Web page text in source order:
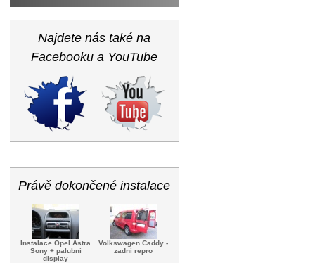
Najdete nás také na
Facebooku a YouTube
Právě dokončené instalace
Instalace Opel Astra
Sony + palubní
display
Volkswagen Caddy -
zadní repro